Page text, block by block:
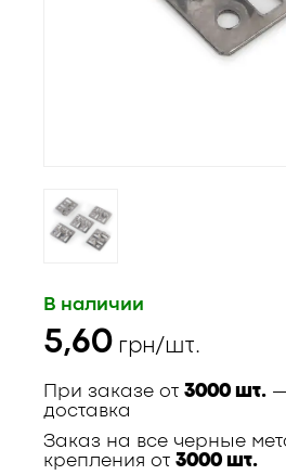
В наличии
5,60 грн/шт.
При заказе от 3000 шт.
доставка
Заказ на все черные
крепления от 3000 шт.